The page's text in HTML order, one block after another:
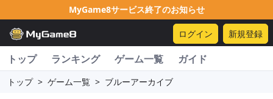
MyGame8サービス終了のお知らせ
ログイン 新規登録
トップ ランキング ゲーム一覧 ガイド
トップ > ゲーム一覧 > ブルーアーカイブ